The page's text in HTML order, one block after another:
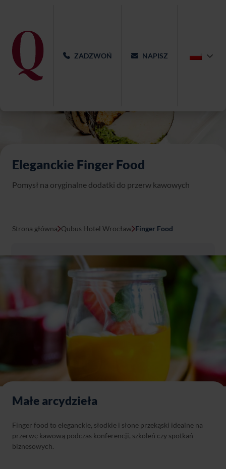
ZADZWOŃ NAPISZ
Eleganckie Finger Food
Pomysł na oryginalne dodatki do przerw kawowych
Strona główna Qubus Hotel Wrocław Finger Food
Małe arcydzieła
Finger food to eleganckie, słodkie i słone przekąski idealne na
przerwę kawową podczas konferencji, szkoleń czy spotkań
biznesowych.